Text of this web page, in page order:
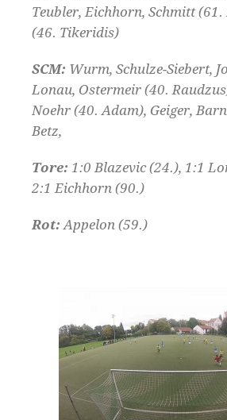
Teubler, Eichhorn, Schmitt
(46. Tikeridis)
SCM: Wurm, Schulze-Siebert,
Lonau, Ostermeir (40.
Noehr (40. Adam), Geiger,
Betz,
Tore: 1:0 Blazevic (24.), 1:1
2:1 Eichhorn (90.)
Rot: Appelon (59.)